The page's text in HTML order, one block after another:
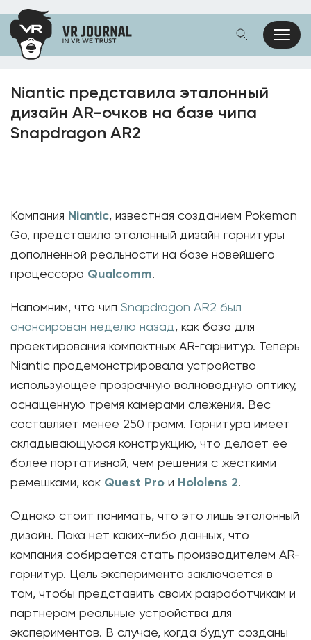
Niantic представила эталонный
дизайн AR-очков на базе чипа
Snapdragon AR2
Компания Niantic, известная созданием Pokemon
Go, представила эталонный дизайн гарнитуры
дополненной реальности на базе новейшего
процессора Qualcomm.
Напомним, что чип Snapdragon AR2 был
анонсирован неделю назад, как база для
проектирования компактных AR-гарнитур. Теперь
Niantic продемонстрировала устройство
использующее прозрачную волноводную оптику,
оснащенную тремя камерами слежения. Вес
составляет менее 250 грамм. Гарнитура имеет
складывающуюся конструкцию, что делает ее
более портативной, чем решения с жесткими
ремешками, как Quest Pro и Hololens 2.
Однако стоит понимать, что это лишь эталонный
дизайн. Пока нет каких-либо данных, что
компания собирается стать производителем AR-
гарнитур. Цель эксперимента заключается в
том, чтобы представить своих разработчикам и
партнерам реальные устройства для
экспериментов. В случае, когда будут созданы